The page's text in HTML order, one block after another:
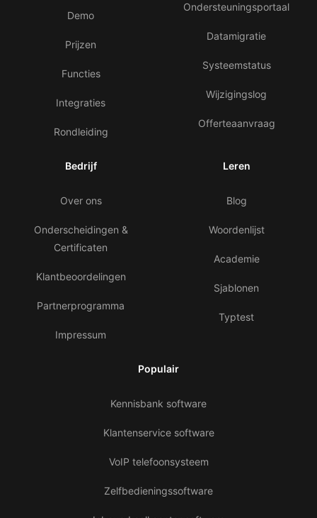
Demo
Prijzen
Functies
Integraties
Rondleiding
Ondersteuningsportaal
Datamigratie
Systeemstatus
Wijzigingslog
Offerteaanvraag
Bedrijf
Over ons
Onderscheidingen &
Certificaten
Klantbeoordelingen
Partnerprogramma
Impressum
Leren
Blog
Woordenlijst
Academie
Sjablonen
Typtest
Populair
Kennisbank software
Klantenservice software
VoIP telefoonsysteem
Zelfbedieningssoftware